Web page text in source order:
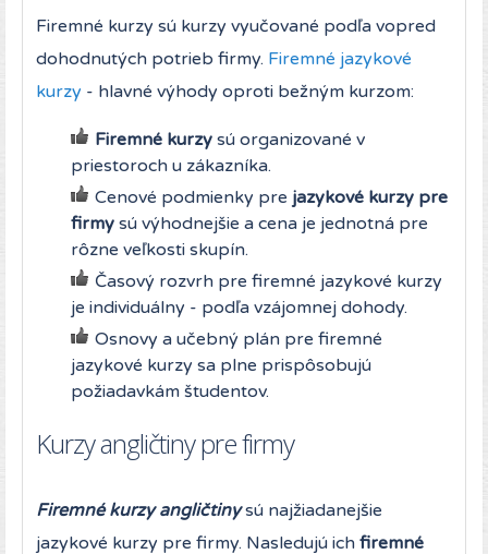
Firemné kurzy sú kurzy vyučované podľa vopred
dohodnutých potrieb firmy. Firemné jazykové
kurzy - hlavné výhody oproti bežným kurzom:
Firemné kurzy sú organizované v
priestoroch u zákazníka.
Cenové podmienky pre jazykové kurzy pre
firmy sú výhodnejšie a cena je jednotná pre
rôzne veľkosti skupín.
Časový rozvrh pre firemné jazykové kurzy
je individuálny - podľa vzájomnej dohody.
Osnovy a učebný plán pre firemné
jazykové kurzy sa plne prispôsobujú
požiadavkám študentov.
Kurzy angličtiny pre firmy
Firemné kurzy angličtinysú najžiadanejšie
jazykové kurzy pre firmy. Nasledujú ich firemné